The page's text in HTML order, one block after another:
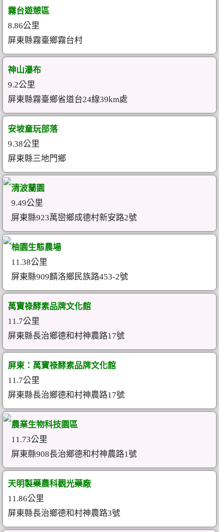
霧台遊憩區
8.86公里
屏東縣霧臺鄉霧台村
神山瀑布
9.2公里
屏東縣霧臺鄉省道台24線39km處
安坡童玩部落
9.38公里
屏東縣三地門鄉
清波蘭園
9.49公里
屏東縣923萬巒鄉成德村新安路2號
柚園生態農場
11.38公里
屏東縣909麟洛鄉民族路453-2號
萬寶祿酵素品牌文化館
11.7公里
屏東縣長治鄉德和村神農路17號
屏東：萬寶祿酵素品牌文化館
11.7公里
屏東縣長治鄉德和村神農路17號
農業生物科技園區
11.73公里
屏東縣908長治鄉德和村神農路1號
天明製藥農科觀光藥廠
11.86公里
屏東縣長治鄉德和村神農路3號